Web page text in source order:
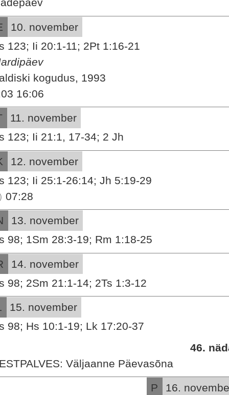
10. november
123; Ii 20:1-11; 2Pt 1:16-21
kogudus, 1993
16:06
11. november
123; Ii 21:1, 17-34; 2 Jh
12. november
123; Ii 25:1-26:14; Jh 5:19-29
07:28
13. november
98; 1Sm 28:3-19; Rm 1:18-25
14. november
98; 2Sm 21:1-14; 2Ts 1:3-12
15. november
98; Hs 10:1-19; Lk 17:20-37
46.
Väljaanne Päevasõna
P
16.